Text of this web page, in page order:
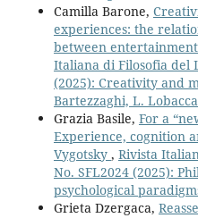
Camilla Barone,
experiences: the
between
Italiana di Filosofia del
(2025): Creativity and
Bartezzaghi, L.
Grazia Basile, For a
Experience, cognition
Vygotsky , Rivista
No. SFL2024 (2025):
psychological
Grieta Dzergaca,